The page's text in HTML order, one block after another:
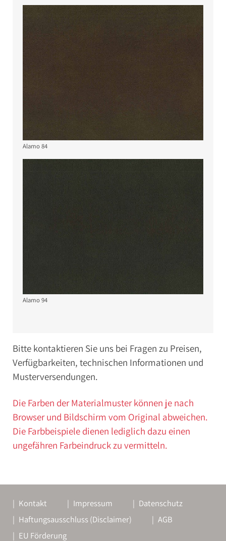
Alamo 84
Alamo 94
Bitte kontaktieren Sie uns bei Fragen zu Preisen,
Verfügbarkeiten, technischen Informationen und
Musterversendungen.
Die Farben der Materialmuster können je nach
Browser und Bildschirm vom Original abweichen.
Die Farbbeispiele dienen lediglich dazu einen
ungefähren Farbeindruck zu vermitteln.
Kontakt Impressum
Datenschutz
Haftungsausschluss (Disclaimer)
AGB
EU Förderung